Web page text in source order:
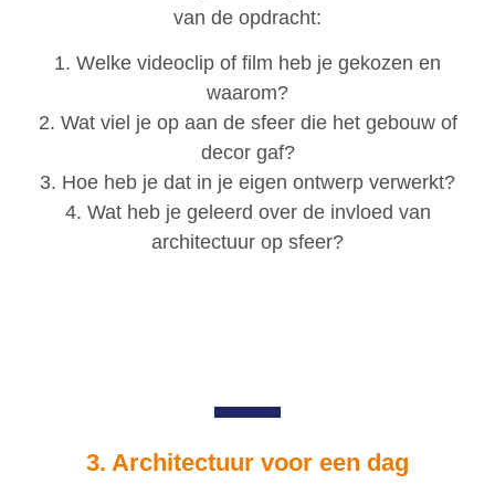
van de opdracht:
1. Welke videoclip of film heb je gekozen en
waarom?
2. Wat viel je op aan de sfeer die het gebouw of
decor gaf?
3. Hoe heb je dat in je eigen ontwerp verwerkt?
4. Wat heb je geleerd over de invloed van
architectuur op sfeer?
3. Architectuur voor een dag